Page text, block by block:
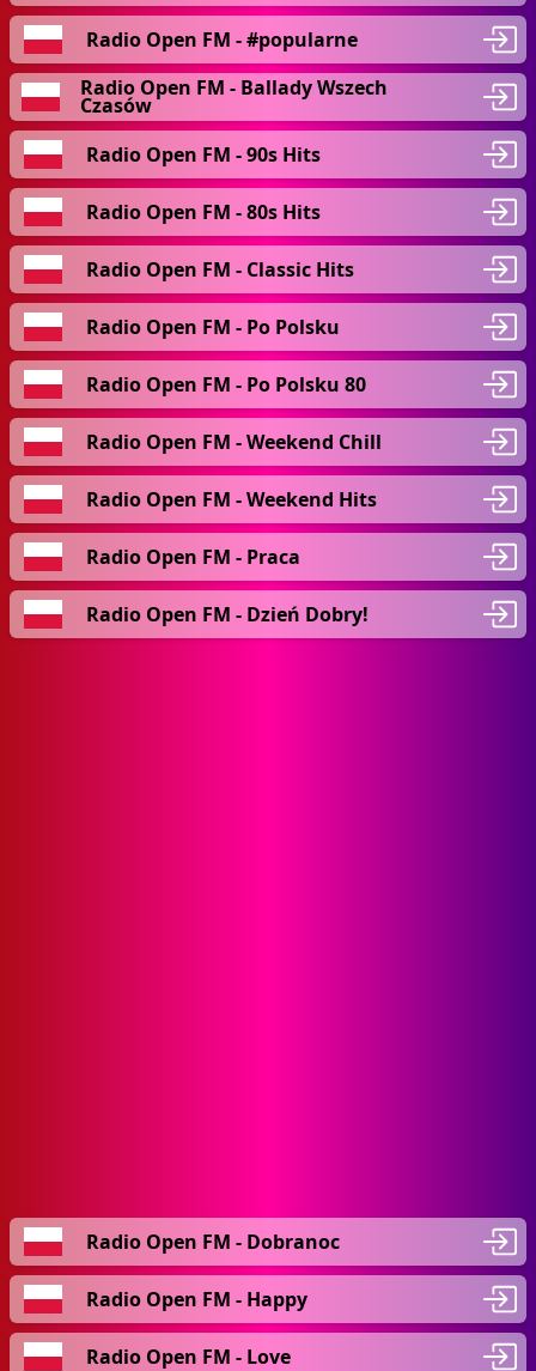
Radio Open FM - #popularne
Radio Open FM - Ballady Wszech
Czasów
Radio Open FM - 90s Hits
Radio Open FM - 80s Hits
Radio Open FM - Classic Hits
Radio Open FM - Po Polsku
Radio Open FM - Po Polsku 80
Radio Open FM - Weekend Chill
Radio Open FM - Weekend Hits
Radio Open FM - Praca
Radio Open FM - Dzień Dobry!
Radio Open FM - Dobranoc
Radio Open FM - Happy
Radio Open FM - Love